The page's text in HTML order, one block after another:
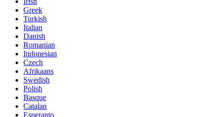
Greek
Turkish
Italian
Danish
Romanian
Indonesian
Czech
Afrikaans
Swedish
Polish
Basque
Catalan
Esperanto